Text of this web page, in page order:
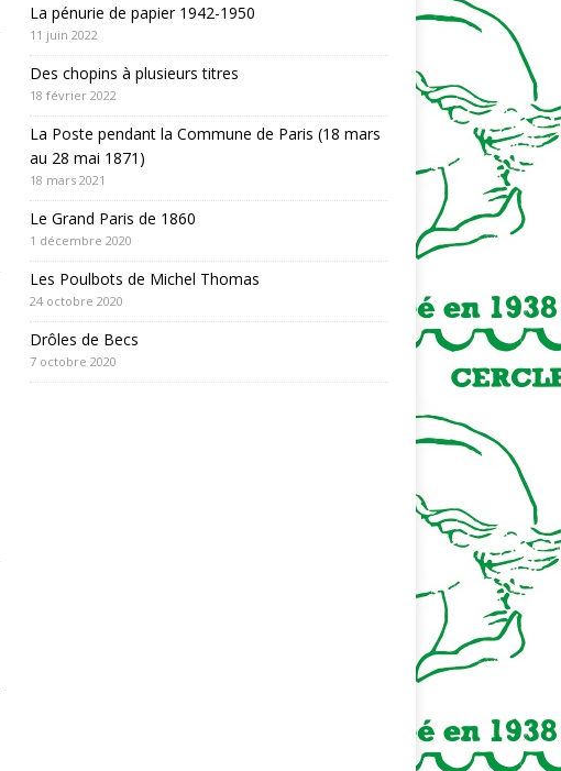
La pénurie de papier 1942-1950
11 juin 2022
Des chopins à plusieurs titres
18 février 2022
La Poste pendant la Commune de Paris (18 mars
au 28 mai 1871)
18 mars 2021
Le Grand Paris de 1860
1 décembre 2020
Les Poulbots de Michel Thomas
24 octobre 2020
Drôles de Becs
7 octobre 2020